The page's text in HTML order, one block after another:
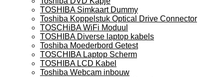
TOSHIBA Simkaart Dummy
Toshiba Koppelstuk Optical Drive Connector
TOSCHiBA WiFi Moduul
TOSHIBA Diverse laptop kabels
Toshiba Moederbord Getest
TOSCHIBA Laptop Scherm
TOSHIBA LCD Kabel
Toshiba Webcam inbouw